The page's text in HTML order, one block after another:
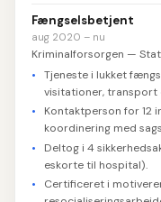
Fængselsbetjent
aug 2020 – nu
Kriminalforsorgen —
Tjeneste i lukket
visitationer, transport
Kontaktperson for 12
koordinering med
Deltog i 4
eskorte til hospital).
Certificeret i